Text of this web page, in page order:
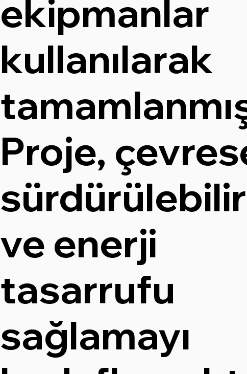
ekipmanlar
kullanılarak
Proje,
ve enerji
tasarrufu
sağlamayı